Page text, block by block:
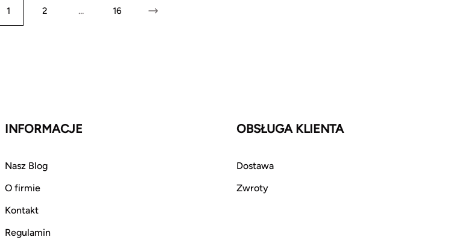
1 2 ... 16
INFORMACJE
Nasz Blog
O firmie
Kontakt
Regulamin
OBSŁUGA KLIENTA
Dostawa
Zwroty